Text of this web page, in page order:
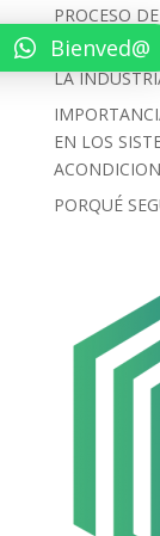
PROCESO
LOS
LA
EN LOS
PORQUÉ
Bienved@